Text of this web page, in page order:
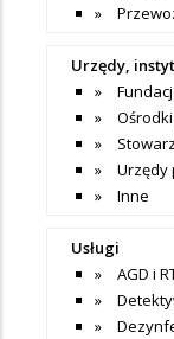
Urzędy,
Urzędy
Inne
Usługi
AGD i